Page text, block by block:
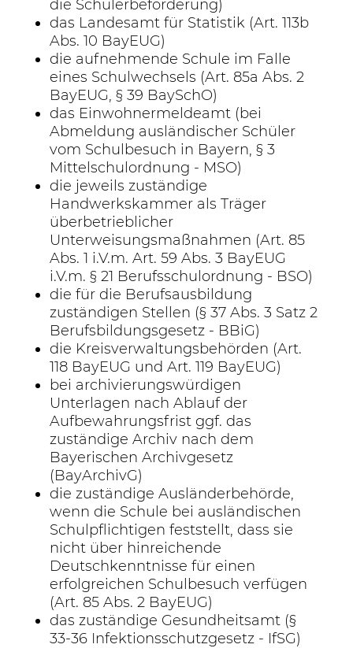
die Schülerbeförderung)
das Landesamt für Statistik (Art. 113b
Abs. 10 BayEUG)
die aufnehmende Schule im Falle
eines Schulwechsels (Art. 85a Abs. 2
BayEUG, § 39 BaySchO)
das Einwohnermeldeamt (bei
Abmeldung ausländischer Schüler
vom Schulbesuch in Bayern, § 3
Mittelschulordnung - MSO)
die jeweils zuständige
Handwerkskammer als Träger
überbetrieblicher
Unterweisungsmaßnahmen (Art. 85
Abs. 1 i.V.m. Art. 59 Abs. 3 BayEUG
i.V.m. § 21 Berufsschulordnung - BSO)
die für die Berufsausbildung
zuständigen Stellen (§ 37 Abs. 3 Satz 2
Berufsbildungsgesetz - BBiG)
die Kreisverwaltungsbehörden (Art.
118 BayEUG und Art. 119 BayEUG)
bei archivierungswürdigen
Unterlagen nach Ablauf der
Aufbewahrungsfrist ggf. das
zuständige Archiv nach dem
Bayerischen Archivgesetz
(BayArchivG)
die zuständige Ausländerbehörde,
wenn die Schule bei ausländischen
Schulpflichtigen feststellt, dass sie
nicht über hinreichende
Deutschkenntnisse für einen
erfolgreichen Schulbesuch verfügen
(Art. 85 Abs. 2 BayEUG)
das zuständige Gesundheitsamt (§
33-36 Infektionsschutzgesetz - IfSG)